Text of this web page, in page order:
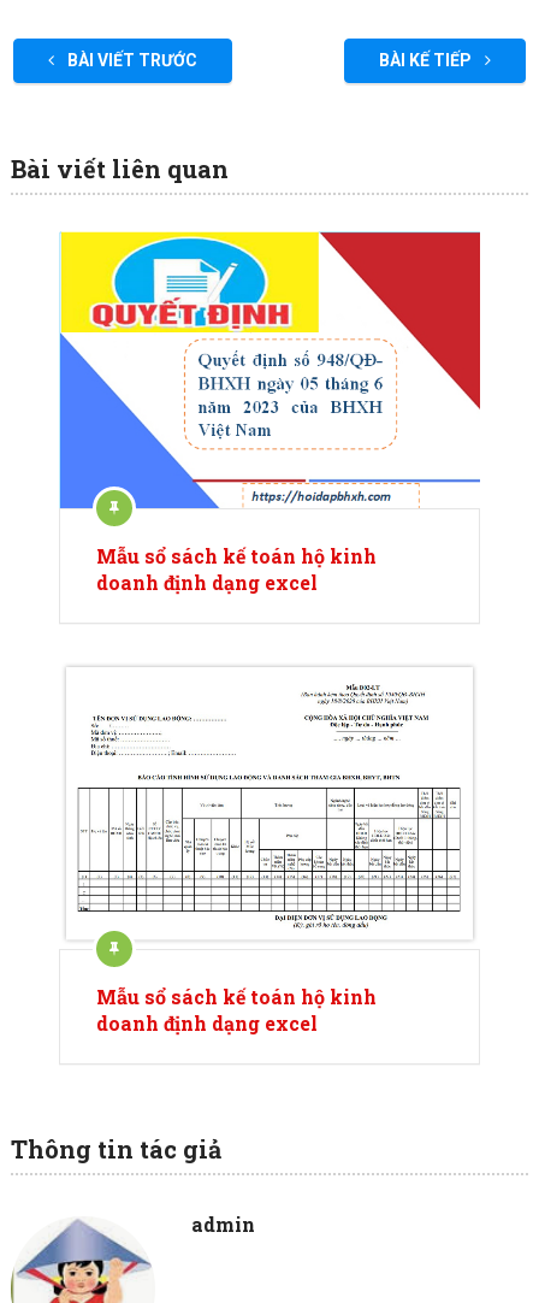
BÀI VIẾT TRƯỚC BÀI KẾ TIẾP
Bài viết liên quan
Mẫu sổ sách kế toán hộ kinh
doanh định dạng excel
Mẫu sổ sách kế toán hộ kinh
doanh định dạng excel
Thông tin tác giả
admin